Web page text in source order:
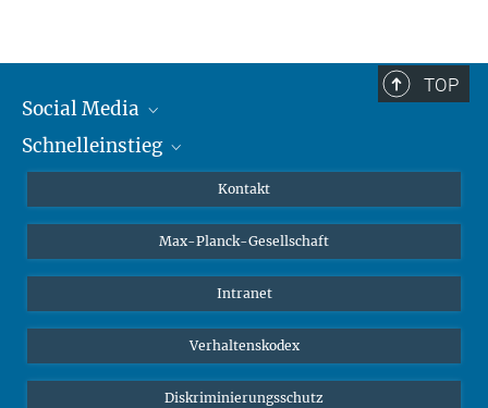
TOP
Social Media
Mastodon
Schnelleinstieg
Studierende
Schüler*innen
Öffentlichkeit
Alumnae | Alumni
Kontakt
Max-Planck-Gesellschaft
Intranet
Verhaltenskodex
Diskriminierungsschutz